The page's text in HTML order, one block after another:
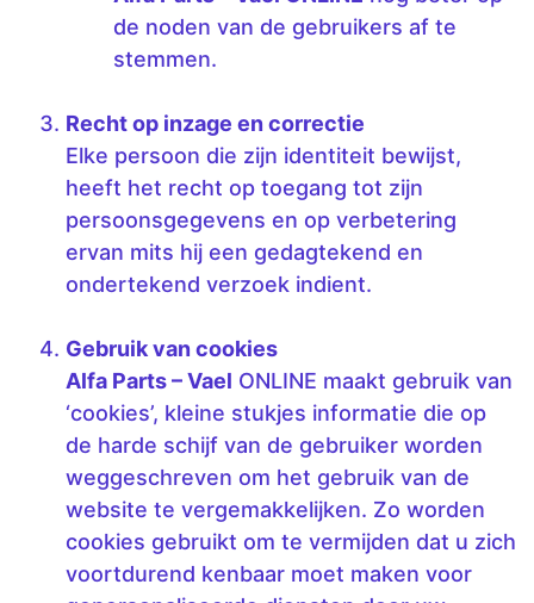
de noden van de gebruikers af te
stemmen.
Recht op inzage en correctie
Elke persoon die zijn identiteit bewijst,
heeft het recht op toegang tot zijn
persoonsgegevens en op verbetering
ervan mits hij een gedagtekend en
ondertekend verzoek indient.
Gebruik van cookies
Alfa Parts – Vael ONLINE maakt gebruik van
‘cookies’, kleine stukjes informatie die op
de harde schijf van de gebruiker worden
weggeschreven om het gebruik van de
website te vergemakkelijken. Zo worden
cookies gebruikt om te vermijden dat u zich
voortdurend kenbaar moet maken voor